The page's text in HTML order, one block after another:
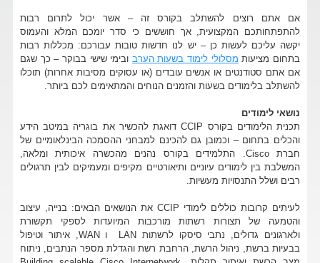
אם אתם רוצים להשתלב בקורס זה – אשר יכול לתרום רבות
להתפתחותכם המקצועית, אך חוששים כי סדר יומכם המלא והעמוס
יקשה עליכם לעשות כן – יש לנו חדשות טובות עבורכם: מכללות רבות
בתחום מציעות מסלולי לימוד בשעות הערב ובימי שישי בבוקר – כך שגם
אם אתם סטודנטים או אנשים עובדים (או עסוקים מסיבות אחרות) תוכלו
להשתלב בלימודים בשעות והזמנים הנוחים והמתאימים לכם ביותר.
נושאי לימודים
תכנית הלימודים בקורס CCIP דואגת להכשיר את בוגריה במיטב הידע
והכלים בתחום – וכמובן גם להכינם למבחני ההסמכה הבינלאומיים של
חברת Cisco. התלמידים בקורס נהנים מהכשרה איכותית ומלאה,
המשלבת בין לימודים עיוניים ותיאורטיים מקיפים ומעמיקים לבין תרגולים
רבים ושלל התנסויות מעשיות.
לעיתים קרובות כוללים לימודי CCIP את הנושאים הבאים: בנייה, עיצוב
והטמעה של תצורות רשתות מורכבות המיועדות לספקי תקשורת
ולארגונים גדולים, נתבי סיסקו לרשתות LAN ו WAN, איתור וטיפול
בבעיות ברשת, ניהול הרשת, הרחבת רשת והגדלת מספר הנתבים, ניתוח